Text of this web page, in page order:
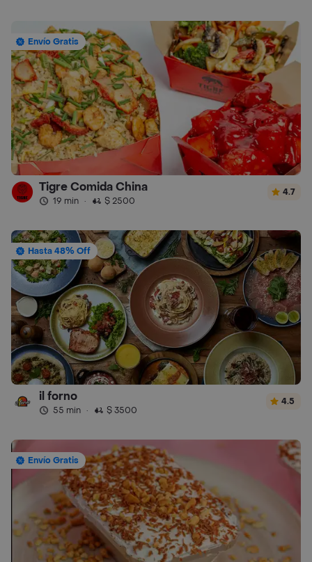
Envío Gratis
Tigre Comida China
19 min · $ 2500
4.7
Hasta 48% Off
il forno
55 min · $ 3500
4.5
Envío Gratis